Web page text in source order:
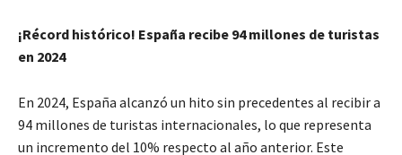
¡Récord histórico! España recibe 94 millones de turistas
en 2024
En 2024, España alcanzó un hito sin precedentes al recibir a
94 millones de turistas internacionales, lo que representa
un incremento del 10% respecto al año anterior. Este